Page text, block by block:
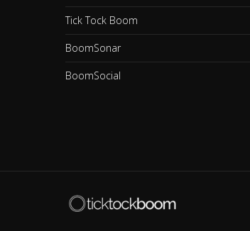
Tick Tock Boom
BoomSonar
BoomSocial